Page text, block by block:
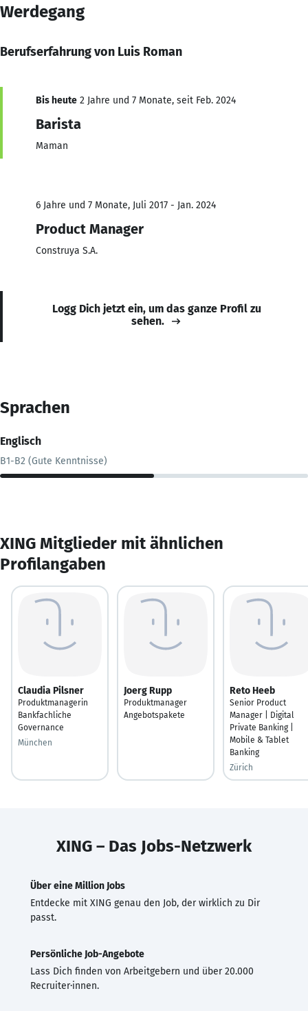
Werdegang
Berufserfahrung von Luis Roman
Bis heute 2 Jahre und 7 Monate, seit Feb. 2024
Barista
Maman
6 Jahre und 7 Monate, Juli 2017 - Jan. 2024
Product Manager
Construya S.A.
Logg Dich jetzt ein, um das ganze Profil zu
sehen.
Sprachen
Englisch
B1-B2 (Gute Kenntnisse)
XING Mitglieder mit ähnlichen
Profilangaben
Claudia Pilsner
Produktmanagerin
Bankfachliche
Governance
München
Joerg Rupp
Produktmanager
Angebotspakete
Reto Heeb
Senior Product
Manager | Digital
Private Banking |
Mobile & Tablet
Banking
Zürich
XING – Das Jobs-Netzwerk
Über eine Million Jobs
Entdecke mit XING genau den Job, der wirklich zu Dir
passt.
Persönliche Job-Angebote
Lass Dich finden von Arbeitgebern und über 20.000
Recruiter·innen.